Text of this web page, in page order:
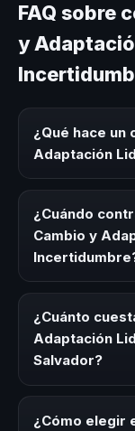
FAQ sobre
y
¿Qué hace
Adaptación
Incertidumbre
estrategias y
corporativos,
generar
para la audiencia.
¿Cuándo
Cambio y
Adaptación
convenciones
de integración o
impulsar un
temática.
¿Cuánto
Adaptación
Salvador?
modalidad
¿Cómo elegir